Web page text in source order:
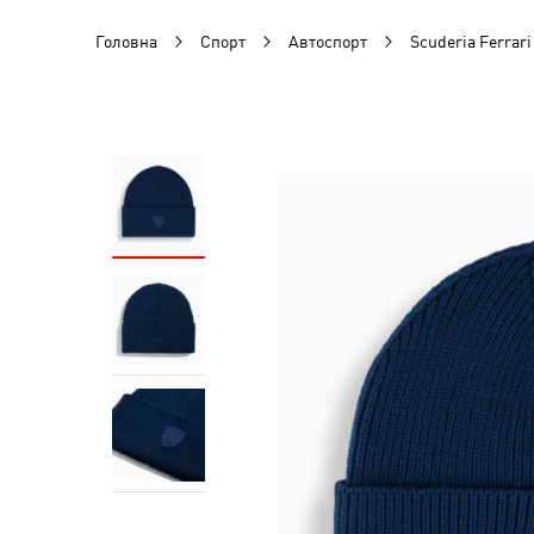
Головна Спорт Автоспорт Scuderia Ferrari